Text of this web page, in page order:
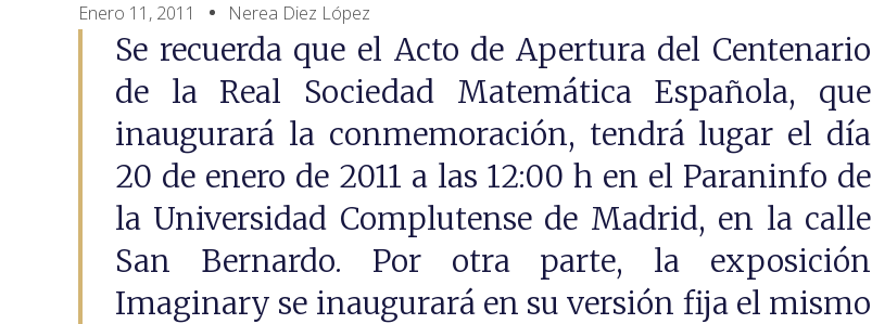
Enero 11, 2011 Nerea Diez López
Se recuerda que el Acto de Apertura del Centenario
de la Real Sociedad Matemática Española, que
inaugurará la conmemoración, tendrá lugar el día
20 de enero de 2011 a las 12:00 h en el Paraninfo de
la Universidad Complutense de Madrid, en la calle
San Bernardo. Por otra parte, la exposición
Imaginary se inaugurará en su versión fija el mismo